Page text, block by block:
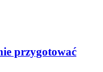
przygotować